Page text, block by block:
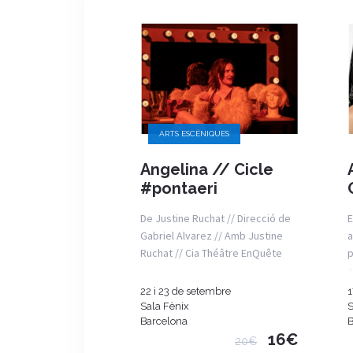
ARTS ESCÈNIQUES
Angelina // Cicle
#pontaeri
De Justine Ruchat // Direcció de
Gabriel Alvarez // Amb Justine
Ruchat // Cia Théâtre EnQuête
22 i 23 de setembre
Sala Fènix
Barcelona
20€ 16€